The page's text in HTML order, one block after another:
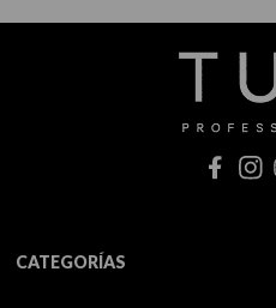
CATEGORÍAS